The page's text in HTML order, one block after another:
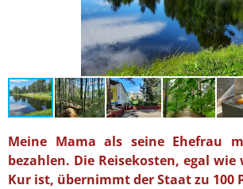
Meine Mama als seine Ehefrau
bezahlen. Die Reisekosten, egal
Kur ist, übernimmt der Staat zu 100